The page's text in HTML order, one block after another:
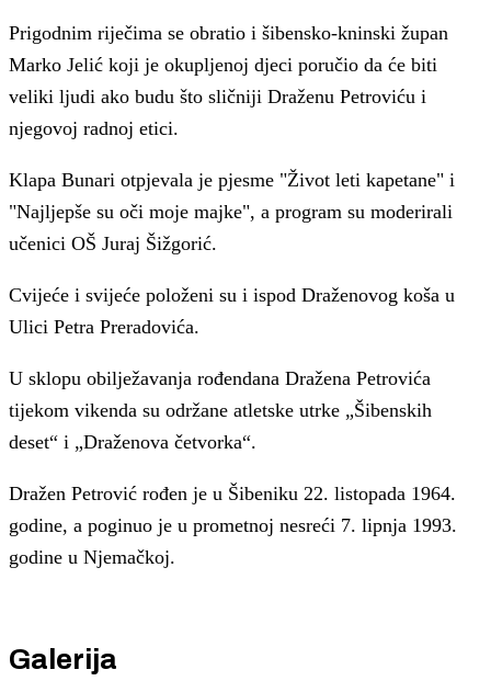
Prigodnim riječima se obratio i šibensko-kninski župan
Marko Jelić koji je okupljenoj djeci poručio da će biti
veliki ljudi ako budu što sličniji Draženu Petroviću i
njegovoj radnoj etici.
Klapa Bunari otpjevala je pjesme "Život leti kapetane" i
"Najljepše su oči moje majke", a program su moderirali
učenici OŠ Juraj Šižgorić.
Cvijeće i svijeće položeni su i ispod Draženovog koša u
Ulici Petra Preradovića.
U sklopu obilježavanja rođendana Dražena Petrovića
tijekom vikenda su održane atletske utrke „Šibenskih
deset“ i „Draženova četvorka“.
Dražen Petrović rođen je u Šibeniku 22. listopada 1964.
godine, a poginuo je u prometnoj nesreći 7. lipnja 1993.
godine u Njemačkoj.
Galerija